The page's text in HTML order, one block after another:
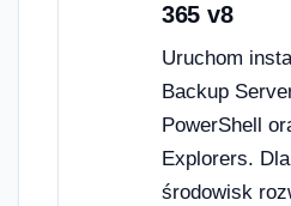
365 v8
Uruchom
Backup
PowerShell
Explorers.
środowisk